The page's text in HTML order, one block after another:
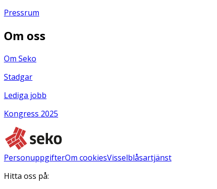
Pressrum
Om oss
Om Seko
Stadgar
Lediga jobb
Kongress 2025
PersonuppgifterOm cookiesVisselblåsartjänst
Hitta oss på: